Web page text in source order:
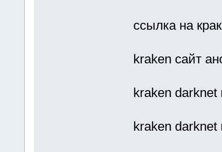
ссылка на
kraken сайт
kraken darknet
kraken